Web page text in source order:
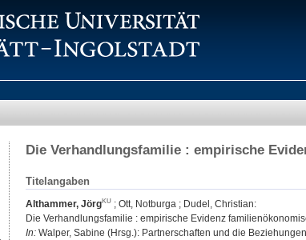
Die Verhandlungsfamilie : empirische
Titelangaben
Althammer, Jörg ; Ott, Notburga ; Dudel, Christian:
Die Verhandlungsfamilie : empirische Evidenz
In: Walper, Sabine (Hrsg.): Partnerschaften und die